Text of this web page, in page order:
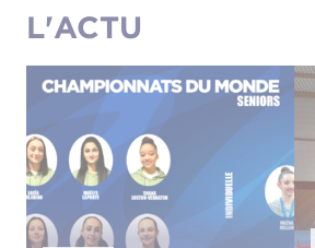
L'ACTU